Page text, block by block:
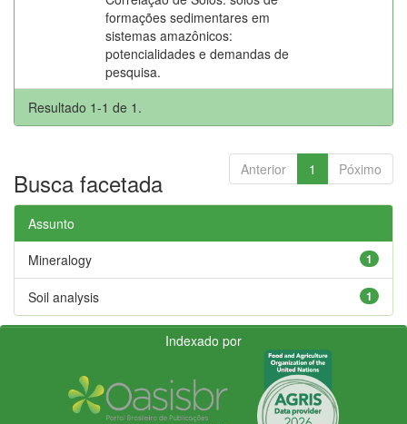
formações sedimentares em
sistemas amazônicos:
potencialidades e demandas de
pesquisa.
Resultado 1-1 de 1.
Anterior 1 Póximo
Busca facetada
Assunto
1
Mineralogy
1
Soil analysis
Indexado por